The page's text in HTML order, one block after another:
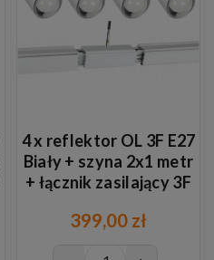
4 x reflektor OL 3F E27
Biały + szyna 2x1 metr
+ łącznik zasilający 3F
399,00 zł